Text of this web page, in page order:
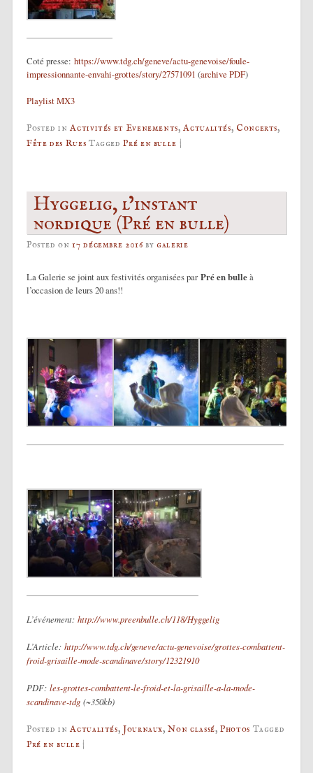
Coté presse: https://www.tdg.ch/geneve/actu-genevoise/foule-
impressionnante-envahi-grottes/story/27571091 (archive PDF)
Playlist MX3
Posted inActivités et Evenements,Actualités, Concerts,
Fête des Rues TaggedPré en bulle |
Hyggelig, l’instant
nordique (Pré en bulle)
Posted on17 décembre 2016 bygalerie
La Galerie se joint aux festivités organisées parPré en bulleà
l’occasion de leurs 20 ans!!
L’événement: http://www.preenbulle.ch/118/Hyggelig
L’Article: http://www.tdg.ch/geneve/actu-genevoise/grottes-combattent-
froid-grisaille-mode-scandinave/story/12321910
PDF: les-grottes-combattent-le-froid-et-la-grisaille-a-la-mode-
scandinave-tdg(~350kb)
Posted inActualités, Journaux,Non classé,Photos Tagged
Pré en bulle |